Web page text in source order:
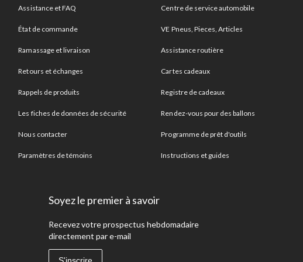
Assistance et FAQ
État de commande
Ramassage et livraison
Retours et échanges
Rappels de produits
Les fiches de données de sécurité
Nous contacter
Paramètres de témoins
Centre de service automobile
VE Pneus, Pieces, Articles
Assistance routière
Cartes cadeaux
Registre de cadeaux
Rendez-vous pour des ballons
Programme de prêt d'outils
Instructions et guides
Soyez le premier à savoir
Recevez votre prospectus hebdomadaire
directement par e-mail
S'inscrire